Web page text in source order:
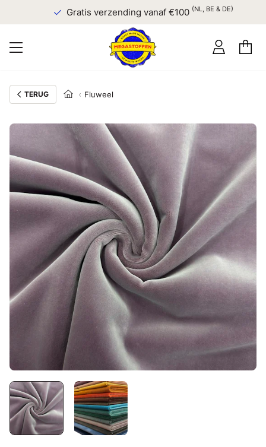
Gratis verzending vanaf €100 (NL, BE & DE)
TERUG Fluweel